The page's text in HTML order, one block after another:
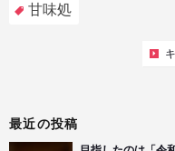
甘味処
最近の投稿